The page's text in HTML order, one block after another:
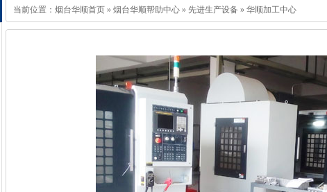
当前位置： 烟台华顺首页 » 烟台华顺帮助中心 » 先进生产设备 » 华顺加工中心